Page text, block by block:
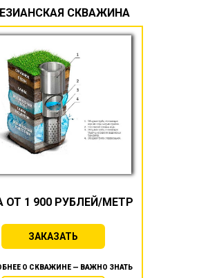
СКВАЖИНА
ОТ 1 900 РУБЛЕЙ/МЕТР
ЗАКАЗАТЬ
О СКВАЖИНЕ — ВАЖНО ЗНАТЬ